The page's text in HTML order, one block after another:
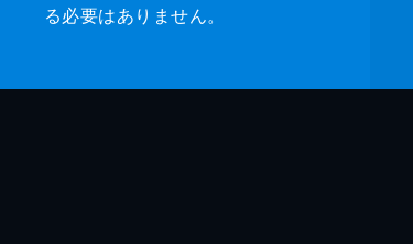
る必要はありません。